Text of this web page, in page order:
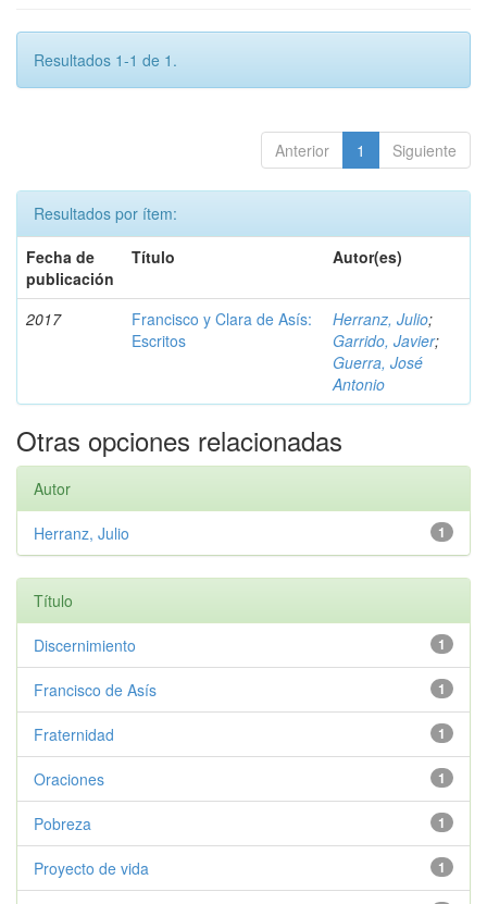
Resultados 1-1 de 1.
Anterior 1 Siguiente
Resultados por ítem:
Fecha de
publicación
Título Autor(es)
2017
Francisco y Clara de Asís:
Escritos
Herranz, Julio;
Garrido, Javier;
Guerra, José
Antonio
Otras opciones relacionadas
Autor
1
Herranz, Julio
Título
1
Discernimiento
1
Francisco de Asís
1
Fraternidad
1
Oraciones
1
Pobreza
1
Proyecto de vida